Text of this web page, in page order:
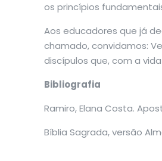
os princípios
Aos educadores que já
chamado, convidamos:
discípulos que, com a
Bibliografia
Ramiro, Elana Costa.
Bíblia Sagrada, versão